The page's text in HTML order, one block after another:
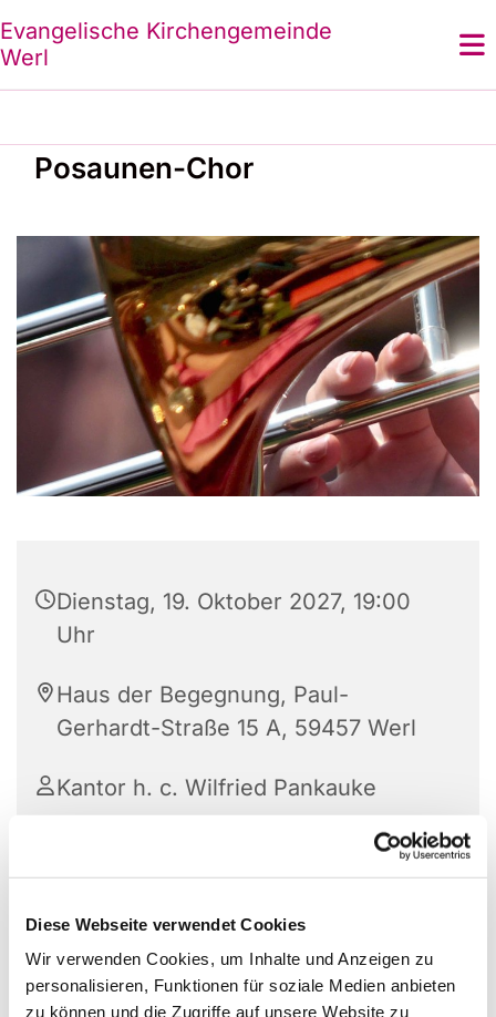
Diese Webseite verwendet Cookies
Wir verwenden Cookies, um Inhalte und Anzeigen zu
personalisieren, Funktionen für soziale Medien anbieten
zu können und die Zugriffe auf unsere Website zu
Evangelische Kirchengemeinde
Werl
Posaunen-Chor
Dienstag, 19. Oktober 2027, 19:00
Uhr
Haus der Begegnung, Paul-
Gerhardt-Straße 15 A, 59457 Werl
Kantor h. c. Wilfried Pankauke